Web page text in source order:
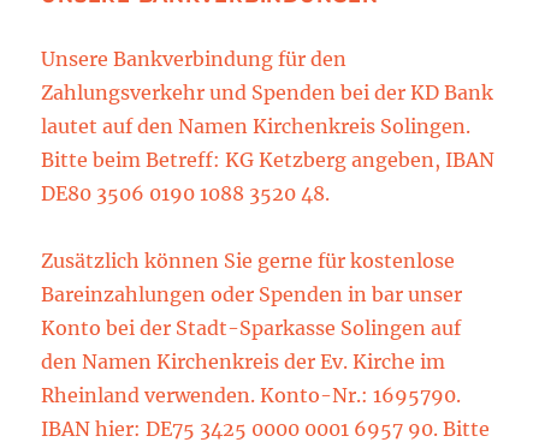
Unsere Bankverbindung für den
Zahlungsverkehr und Spenden bei der KD Bank
lautet auf den Namen Kirchenkreis Solingen.
Bitte beim Betreff: KG Ketzberg angeben, IBAN
DE80 3506 0190 1088 3520 48.
Zusätzlich können Sie gerne für kostenlose
Bareinzahlungen oder Spenden in bar unser
Konto bei der Stadt-Sparkasse Solingen auf
den Namen Kirchenkreis der Ev. Kirche im
Rheinland verwenden. Konto-Nr.: 1695790.
IBAN hier: DE75 3425 0000 0001 6957 90. Bitte